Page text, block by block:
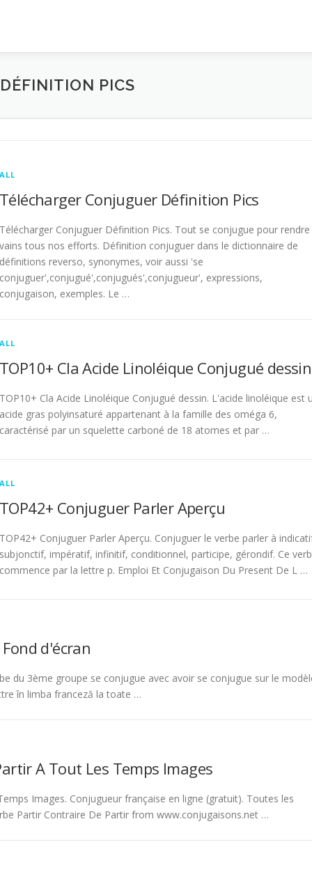
PICS
ALL
Télécharger Conjuguer Définition Pics
Télécharger Conjuguer Définition Pics. Tout se conjugue pour rendre
vains tous nos efforts. Définition conjuguer dans le dictionnaire de
définitions reverso, synonymes, voir aussi 'se
conjuguer',conjugué',conjugués',conjugueur', expressions,
conjugaison, exemples. Le …
ALL
TOP10+ Cla Acide Linoléique Conjugué dessin
TOP10+ Cla Acide Linoléique Conjugué dessin. L'acide linoléique est
acide gras polyinsaturé appartenant à la famille des oméga 6,
caractérisé par un squelette carboné de 18 atomes et par …
ALL
TOP42+ Conjuguer Parler Aperçu
TOP42+ Conjuguer Parler Aperçu. Conjuguer le verbe parler à
subjonctif, impératif, infinitif, conditionnel, participe, gérondif. Ce
commence par la lettre p. Emploi Et Conjugaison Du Present De L …
d'écran
du 3ème groupe se conjugue avec avoir se conjugue sur le
în limba franceză la toate …
A Tout Les Temps Images
Images. Conjugueur française en ligne (gratuit). Toutes les
Partir Contraire De Partir from www.conjugaisons.net …